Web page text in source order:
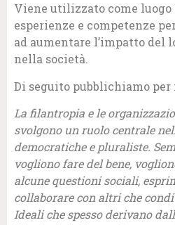
Viene utilizzato come
esperienze e competenze
ad aumentare l’impatto del
nella società.
Di seguito pubblichiamo
La filantropia e le
svolgono un ruolo centrale
democratiche e pluraliste.
vogliono fare del bene,
alcune questioni sociali,
collaborare con altri che
Ideali che spesso derivano